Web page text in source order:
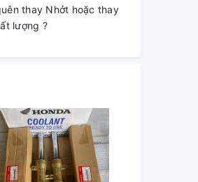
thay Nhớt hoặc thay
lượng ?